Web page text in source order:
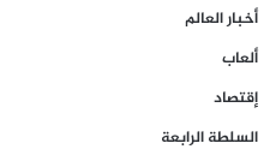
أخبار العالم
ألعاب
إقتصاد
السلطة الرابعة